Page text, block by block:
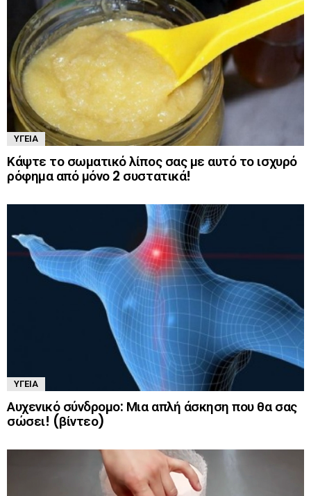
ΥΓΕΊΑ
Κάψτε το σωματικό λίπος σας με αυτό το ισχυρό
ρόφημα από μόνο 2 συστατικά!
ΥΓΕΊΑ
Αυχενικό σύνδρομο: Μια απλή άσκηση που θα σας
σώσει! (βίντεο)